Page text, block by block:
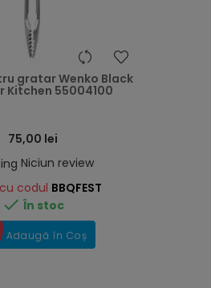
heart
gratar Wenko Black
Kitchen 55004100
75,00 lei
Niciun review
cu codul BBQFEST
 În stoc
Adaugă în Coș